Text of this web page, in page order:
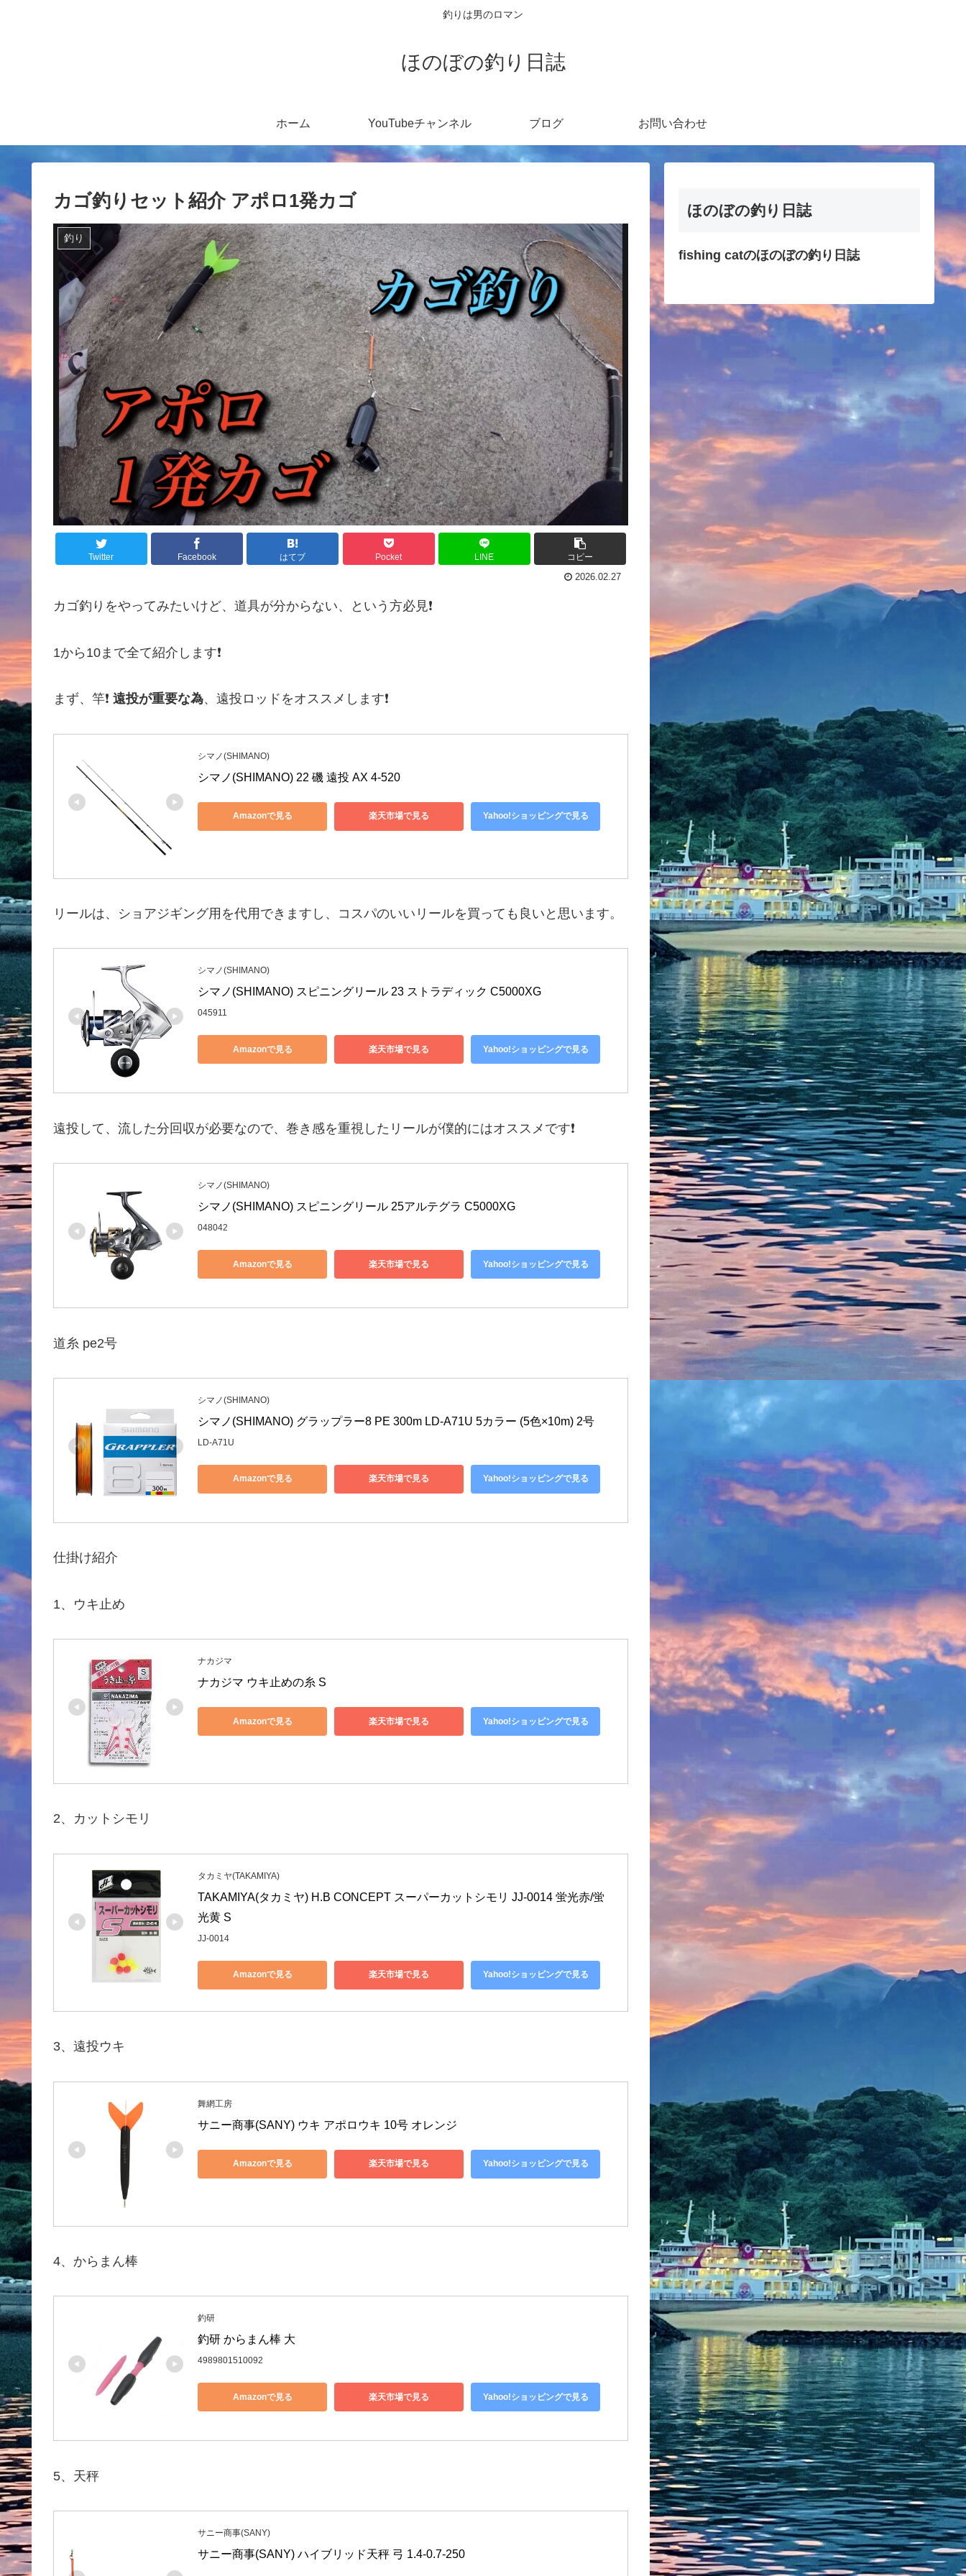
釣りは男のロマン
ほのぼの釣り日誌
ホーム YouTubeチャンネル ブログ お問い合わせ
カゴ釣りセット紹介 アポロ1発カゴ
釣り
Twitter Facebook はてブ Pocket LINE コピー
2026.02.27
カゴ釣りをやってみたいけど、道具が分からない、という方必見❗️
1から10まで全て紹介します❗️
まず、竿❗️ 遠投が重要な為、遠投ロッドをオススメします❗️
シマノ(SHIMANO)
シマノ(SHIMANO) 22 磯 遠投 AX 4-520
Amazonで見る 楽天市場で見る Yahoo!ショッピングで見る
リールは、ショアジギング用を代用できますし、コスパのいいリールを買っても良いと思います。
シマノ(SHIMANO)
シマノ(SHIMANO) スピニングリール 23 ストラディック C5000XG
045911
Amazonで見る 楽天市場で見る Yahoo!ショッピングで見る
遠投して、流した分回収が必要なので、巻き感を重視したリールが僕的にはオススメです❗️
シマノ(SHIMANO)
シマノ(SHIMANO) スピニングリール 25アルテグラ C5000XG
048042
Amazonで見る 楽天市場で見る Yahoo!ショッピングで見る
道糸 pe2号
シマノ(SHIMANO)
シマノ(SHIMANO) グラップラー8 PE 300m LD-A71U 5カラー (5色×10m) 2号
LD-A71U
Amazonで見る 楽天市場で見る Yahoo!ショッピングで見る
仕掛け紹介
1、ウキ止め
ナカジマ
ナカジマ ウキ止めの糸 S
Amazonで見る 楽天市場で見る Yahoo!ショッピングで見る
2、カットシモリ
タカミヤ(TAKAMIYA)
TAKAMIYA(タカミヤ) H.B CONCEPT スーパーカットシモリ JJ-0014 蛍光赤/蛍
光黄 S
JJ-0014
Amazonで見る 楽天市場で見る Yahoo!ショッピングで見る
3、遠投ウキ
舞網工房
サニー商事(SANY) ウキ アポロウキ 10号 オレンジ
Amazonで見る 楽天市場で見る Yahoo!ショッピングで見る
4、からまん棒
釣研
釣研 からまん棒 大
4989801510092
Amazonで見る 楽天市場で見る Yahoo!ショッピングで見る
5、天秤
サニー商事(SANY)
サニー商事(SANY) ハイブリッド天秤 弓 1.4-0.7-250
ほのぼの釣り日誌
fishing catのほのぼの釣り日誌